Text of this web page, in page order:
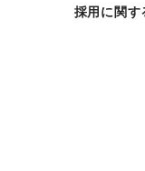
採用に関す